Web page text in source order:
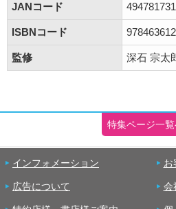
JANコード
ISBNコード
監修 深石 宗太
特集ページ一
インフォメーション お
広告について 会